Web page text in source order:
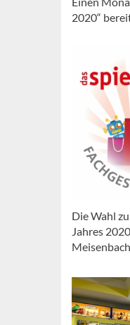
2020“
Die Wahl
Jahres
Meisenbach